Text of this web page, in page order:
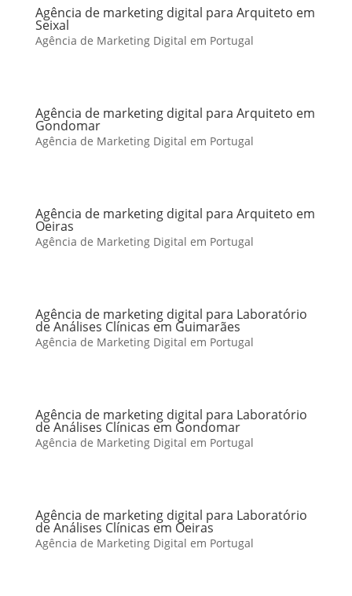
Agência de marketing digital para Arquiteto em
Seixal
Agência de Marketing Digital em Portugal
Agência de marketing digital para Arquiteto em
Gondomar
Agência de Marketing Digital em Portugal
Agência de marketing digital para Arquiteto em
Oeiras
Agência de Marketing Digital em Portugal
Agência de marketing digital para Laboratório
de Análises Clínicas em Guimarães
Agência de Marketing Digital em Portugal
Agência de marketing digital para Laboratório
de Análises Clínicas em Gondomar
Agência de Marketing Digital em Portugal
Agência de marketing digital para Laboratório
de Análises Clínicas em Oeiras
Agência de Marketing Digital em Portugal